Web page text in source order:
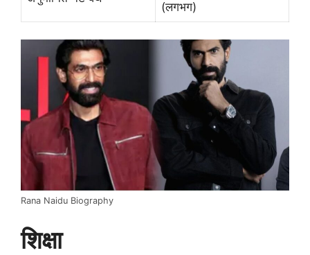
(लगभग)
Rana Naidu Biography
शिक्षा